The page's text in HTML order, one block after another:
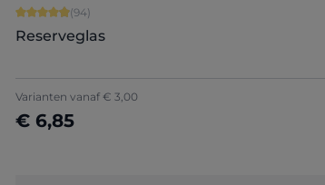
Gemiddelde score van 4.94 op 5 sterren
(94)
Reserveglas
Varianten vanaf€ 3,00
€ 6,85
Details